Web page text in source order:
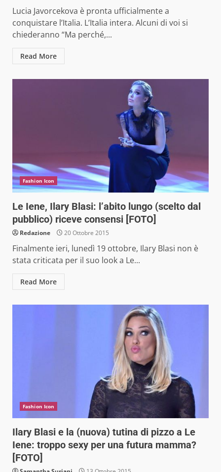
Lucia Javorcekova è pronta ufficialmente a
conquistare l’Italia. L’Italia intera. Alcuni di voi si
chiederanno “Ma perché,...
Read More
Fashion Icon
Le Iene, Ilary Blasi: l’abito lungo (scelto dal
pubblico) riceve consensi [FOTO]
Redazione 20 Ottobre 2015
Finalmente ieri, lunedì 19 ottobre, Ilary Blasi non è
stata criticata per il suo look a Le...
Read More
Fashion Icon
Ilary Blasi e la (nuova) tutina di pizzo a Le
Iene: troppo sexy per una futura mamma?
[FOTO]